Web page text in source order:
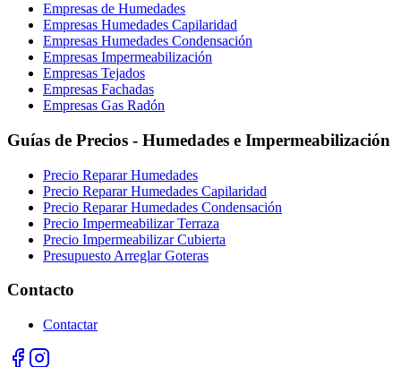
Empresas de Humedades
Empresas Humedades Capilaridad
Empresas Humedades Condensación
Empresas Impermeabilización
Empresas Tejados
Empresas Fachadas
Empresas Gas Radón
Guías de Precios - Humedades e Impermeabilización
Precio Reparar Humedades
Precio Reparar Humedades Capilaridad
Precio Reparar Humedades Condensación
Precio Impermeabilizar Terraza
Precio Impermeabilizar Cubierta
Presupuesto Arreglar Goteras
Contacto
Contactar